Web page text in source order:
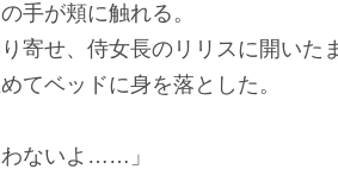
手が頬に触れる。
寄せ、侍女長のリリスに開いた
てベッドに身を落とした。
わないよ……」